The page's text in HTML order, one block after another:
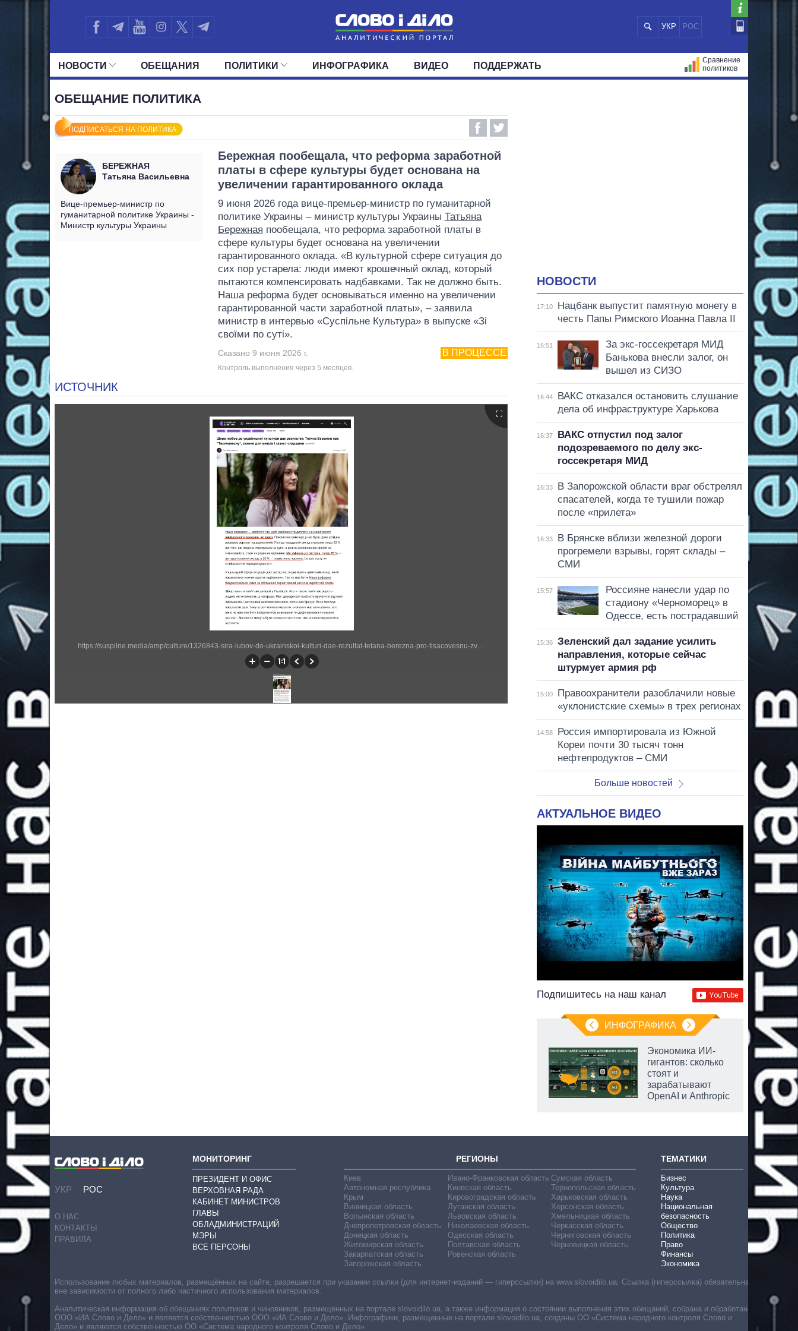
УКР РОС
НОВОСТИ
МИР
ОБЕЩАНИЯ ПОЛИТИКИ
ОКРУГА
ИНФОГРАФИКА ВИДЕО ПОДДЕРЖАТЬ
Сравнение
политиков
ОБЕЩАНИЕ ПОЛИТИКА
ПОДПИСАТЬСЯ НА ПОЛИТИКА
БЕРЕЖНАЯ
Татьяна Васильевна
Вице-премьер-министр по
гуманитарной политике Украины -
Министр культуры Украины
Бережная пообещала, что реформа заработной
платы в сфере культуры будет основана на
увеличении гарантированного оклада
9 июня 2026 года вице-премьер-министр по гуманитарной
политике Украины – министр культуры Украины Татьяна
Бережная пообещала, что реформа заработной платы в
сфере культуры будет основана на увеличении
гарантированного оклада. «В культурной сфере ситуация до
сих пор устарела: люди имеют крошечный оклад, который
пытаются компенсировать надбавками. Так не должно быть.
Наша реформа будет основываться именно на увеличении
гарантированной части заработной платы», – заявила
министр в интервью «Суспільне Культура» в выпуске «Зі
своїми по суті».
В ПРОЦЕССЕ
Сказано 9 июня 2026 г.
Контроль выполнения через 5 месяцев.
ИСТОЧНИК
НОВОСТИ
17:10
Нацбанк выпустит памятную монету в
честь Папы Римского Иоанна Павла II
16:51
За экс-госсекретаря МИД
Банькова внесли залог, он
вышел из СИЗО
16:44
ВАКС отказался остановить слушание
дела об инфраструктуре Харькова
16:37
ВАКС отпустил под залог
подозреваемого по делу экс-
госсекретаря МИД
16:33
В Запорожской области враг обстрелял
спасателей, когда те тушили пожар
после «прилета»
16:33
В Брянске вблизи железной дороги
прогремели взрывы, горят склады –
СМИ
15:57
Россияне нанесли удар по
стадиону «Черноморец» в
Одессе, есть пострадавший
15:36
Зеленский дал задание усилить
направления, которые сейчас
штурмует армия рф
15:00
Правоохранители разоблачили новые
«уклонистские схемы» в трех регионах
14:58
Россия импортировала из Южной
Кореи почти 30 тысяч тонн
нефтепродуктов – СМИ
Больше новостей
АКТУАЛЬНОЕ ВИДЕО
Подпишитесь на наш канал
ИНФОГРАФИКА
Экономика ИИ-
гигантов: сколько
стоят и
зарабатывают
OpenAI и Anthropic
УКР РОС
О НАС
КОНТАКТЫ
ПРАВИЛА
МОНИТОРИНГ
ПРЕЗИДЕНТ И ОФИС
ВЕРХОВНАЯ РАДА
КАБИНЕТ МИНИСТРОВ
ГЛАВЫ
ОБЛАДМИНИСТРАЦИЙ
МЭРЫ
ВСЕ ПЕРСОНЫ
РЕГИОНЫ
Киев
Автономная республика
Крым
Винницкая область
Волынская область
Днепропетровская область
Донецкая область
Житомирская область
Закарпатская область
Запорожская область
Ивано-Франковская область
Киевская область
Кировоградская область
Луганская область
Львовская область
Николаевская область
Одесская область
Полтавская область
Ровенская область
Сумская область
Тернопольская область
Харьковская область
Херсонская область
Хмельницкая область
Черкасская область
Черниговская область
Черновицкая область
ТЕМАТИКИ
Бизнес
Культура
Наука
Национальная
безопасность
Общество
Политика
Право
Финансы
Экономика
Использование любых материалов, размещённых на сайте, разрешается при указании ссылки (для интернет-изданий — гиперссылки) на www.slovoidilo.ua. Ссылка (гиперссылка) обязательна
вне зависимости от полного либо частичного использования материалов.
Аналитическая информация об обещаниях политиков и чиновников, размещенных на портале slovoidilo.ua, а также информация о состоянии выполнения этих обещаний, собрана и обработана
ООО «ИА Слово и Дело» и является собственностью ООО «ИА Слово и Дело». Инфографики, размещенные на портале slovoidilo.ua, созданы ОО «Система народного контроля Слово и
Дело» и являются собственностью ОО «Система народного контроля Слово и Дело».